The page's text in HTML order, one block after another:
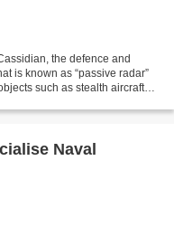
the defence and
is known as “passive radar”
such as stealth aircraft
Naval